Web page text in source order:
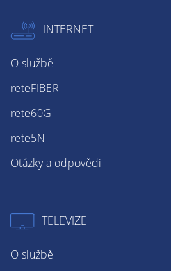
INTERNET
O službě
reteFIBER
rete60G
rete5N
Otázky a odpovědi
TELEVIZE
O službě